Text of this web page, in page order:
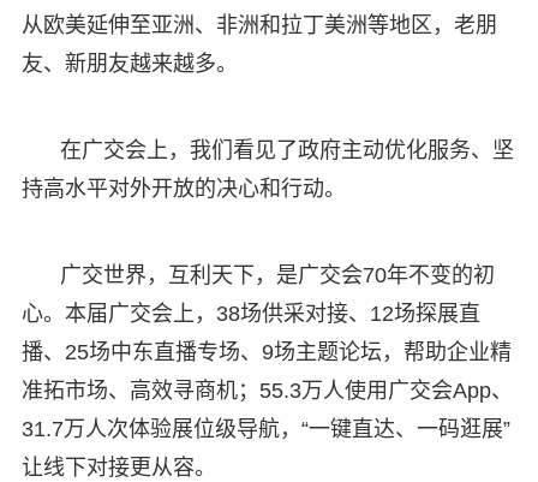
从欧美延伸至亚洲、非洲和拉丁美洲等地区，老朋
友、新朋友越来越多。
在广交会上，我们看见了政府主动优化服务、坚
持高水平对外开放的决心和行动。
广交世界，互利天下，是广交会70年不变的初
心。本届广交会上，38场供采对接、12场探展直
播、25场中东直播专场、9场主题论坛，帮助企业精
准拓市场、高效寻商机；55.3万人使用广交会App、
31.7万人次体验展位级导航，“一键直达、一码逛展”
让线下对接更从容。